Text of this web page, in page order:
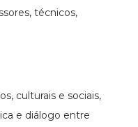
técnicos,
culturais e sociais,
e diálogo entre